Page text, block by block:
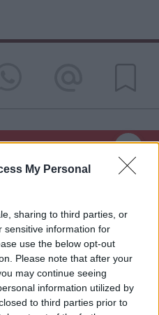
My Personal
sharing to third parties, or
sensitive information for
use the below opt-out
Please note that after your
may continue seeing
information utilized by
to third parties prior to
támadtak a
egy TikTokon